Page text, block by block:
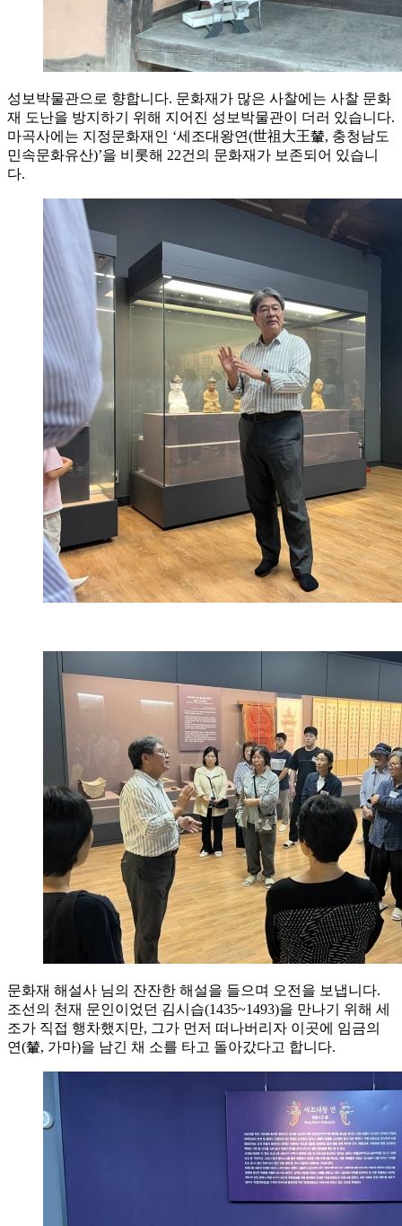
성보박물관으로 향합니다. 문화재가 많은 사찰에는 사찰 문화
재 도난을 방지하기 위해 지어진 성보박물관이 더러 있습니다.
마곡사에는 지정문화재인 ‘세조대왕연(世祖大王輦, 충청남도
민속문화유산)’을 비롯해 22건의 문화재가 보존되어 있습니
다.
문화재 해설사 님의 잔잔한 해설을 들으며 오전을 보냅니다.
조선의 천재 문인이었던 김시습(1435~1493)을 만나기 위해 세
조가 직접 행차했지만, 그가 먼저 떠나버리자 이곳에 임금의
연(輦, 가마)을 남긴 채 소를 타고 돌아갔다고 합니다.